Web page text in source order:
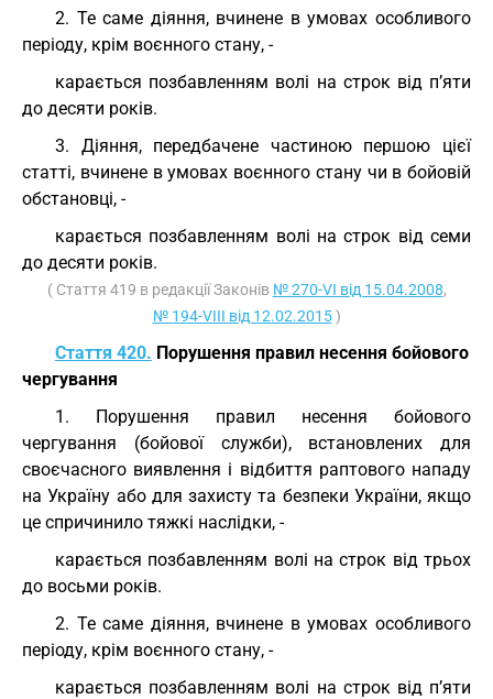
2. Те саме діяння, вчинене в умовах особливого
періоду, крім воєнного стану, -
карається позбавленням волі на строк від п’яти
до десяти років.
3. Діяння, передбачене частиною першою цієї
статті, вчинене в умовах воєнного стану чи в бойовій
обстановці, -
карається позбавленням волі на строк від семи
до десяти років.
( Стаття 419 в редакції Законів № 270-VI від 15.04.2008,
№ 194-VIII від 12.02.2015)
Стаття 420. Порушення правил несення бойового
чергування
1. Порушення правил несення бойового
чергування (бойової служби), встановлених для
своєчасного виявлення і відбиття раптового нападу
на Україну або для захисту та безпеки України, якщо
це спричинило тяжкі наслідки, -
карається позбавленням волі на строк від трьох
до восьми років.
2. Те саме діяння, вчинене в умовах особливого
періоду, крім воєнного стану, -
карається позбавленням волі на строк від п’яти